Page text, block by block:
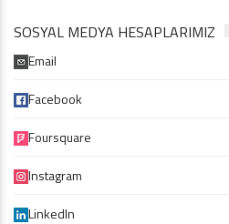
SOSYAL MEDYA HESAPLARIMIZ
Email
Facebook
Foursquare
Instagram
LinkedIn